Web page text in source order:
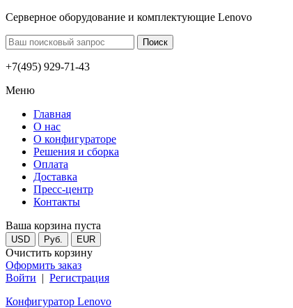
Серверное оборудование и комплектующие Lenovo
+7(495) 929-71-43
Меню
Главная
О нас
О конфигураторе
Решения и сборка
Оплата
Доставка
Пресс-центр
Контакты
Ваша корзина пуста
USD Руб. EUR
Очистить корзину
Оформить заказ
Войти | Регистрация
Конфигуратор Lenovo